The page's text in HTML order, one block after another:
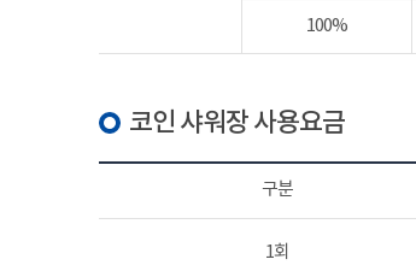
100%
코인 샤워장 사용요금
구분
1회